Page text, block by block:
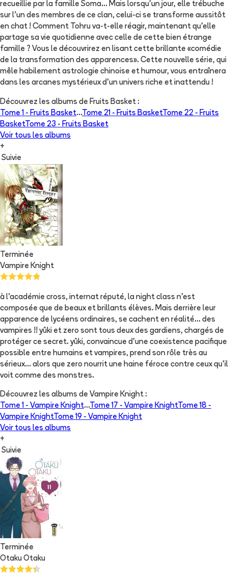
recueillie par la famille Soma... Mais lorsqu'un jour, elle trébuche
sur l'un des membres de ce clan, celui-ci se transforme aussitôt
en chat ! Comment Tohru va-t-elle réagir, maintenant qu'elle
partage sa vie quotidienne avec celle de cette bien étrange
famille ? Vous le découvrirez en lisant cette brillante «comédie
de la transformation des apparences». Cette nouvelle série, qui
mêle habilement astrologie chinoise et humour, vous entraînera
dans les arcanes mystérieux d'un univers riche et inattendu !
Découvrez les albums de Fruits Basket :
Tome 1 - Fruits Basket...Tome 21 - Fruits BasketTome 22 - Fruits
BasketTome 23 - Fruits Basket
Voir tous les albums
+
Suivie
Terminée
Vampire Knight
à l'académie cross, internat réputé, la night class n'est
composée que de beaux et brillants élèves. Mais derrière leur
apparence de lycéens ordinaires, se cachent en réalité... des
vampires !! yûki et zero sont tous deux des gardiens, chargés de
protéger ce secret. yûki, convaincue d'une coexistence pacifique
possible entre humains et vampires, prend son rôle très au
sérieux... alors que zero nourrit une haine féroce contre ceux qu'il
voit comme des monstres.
Découvrez les albums de Vampire Knight :
Tome 1 - Vampire Knight...Tome 17 - Vampire KnightTome 18 -
Vampire KnightTome 19 - Vampire Knight
Voir tous les albums
+
Suivie
Terminée
Otaku Otaku